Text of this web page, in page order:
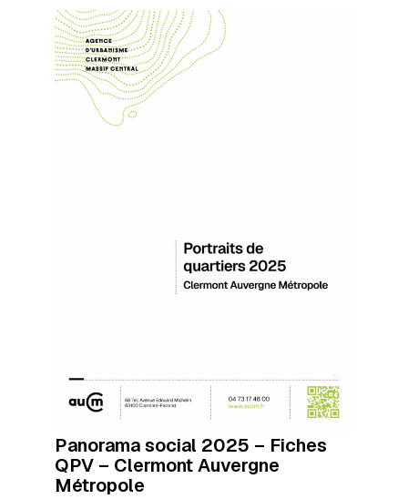
Panorama social 2025 – Fiches
QPV – Clermont Auvergne
Métropole